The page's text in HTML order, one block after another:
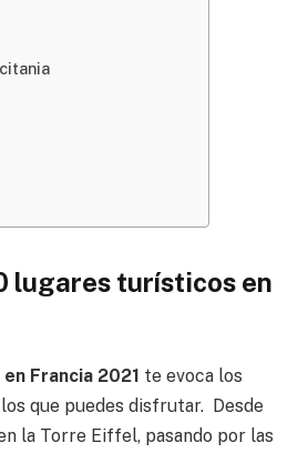
lugares turísticos en
Francia 2021 te evoca los
que puedes disfrutar. Desde
la Torre Eiffel, pasando por las